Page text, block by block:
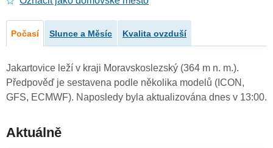
Počasí Slunce a Měsíc Kvalita ovzduší
Jakartovice leží v kraji Moravskoslezský (364 m n. m.).
Předpověď je sestavena podle několika modelů (ICON,
GFS, ECMWF). Naposledy byla aktualizována dnes v 13:00.
Aktuálně